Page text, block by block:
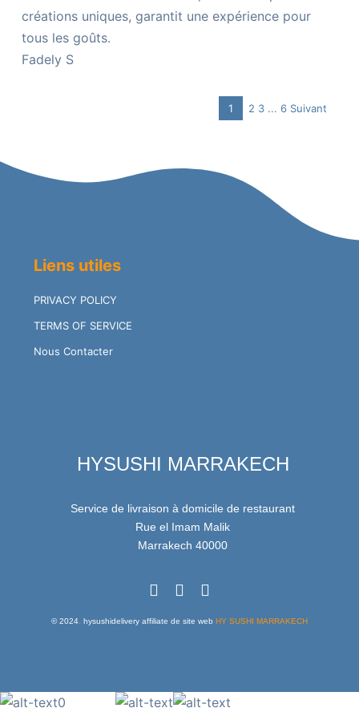
créations uniques, garantit une expérience pour
tous les goûts.
Fadely S
Navigation
Site
Page
1 Page
2 Page
3 ... Page
6 Suivant
Liens utiles
PRIVACY POLICY
TERMS OF SERVICE
Nous Contacter
HYSUSHI MARRAKECH
Service de livraison à domicile de restaurant
Rue el Imam Malik
Marrakech 40000
© 2024 hysushidelivery affiliate de site web HY SUSHI MARRAKECH
0